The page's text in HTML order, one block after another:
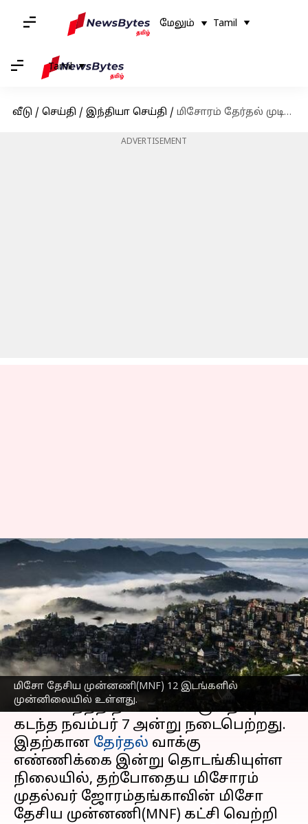
மேலும் Tamil
Tamil
வீடு / செய்தி / இந்தியா செய்தி / மிசோரம் தேர்தல் முடிவுகள்: ஆட்சியை கைப்பற்றப்போவது யார்?
ADVERTISEMENT
மிசோ தேசிய முன்னணி(MNF) 12 இடங்களில்
முன்னிலையில் உள்ளது.
மிசோரம் தேர்தல்
முடிவுகள்: ஆட்சியை
கைப்பற்றப்போவது யார்?
எழுதியவர் Sindhuja SM Dec 04, 2023 09:25 am
செய்தி முன்னோட்டம்
40 இடங்களை கொண்டமிசோரம்
சட்டமன்றத்திற்கான வாக்கு பதிவு
கடந்த நவம்பர் 7 அன்று நடைபெற்றது.
இதற்கான தேர்தல் வாக்கு
எண்ணிக்கை இன்று தொடங்கியுள்ள
நிலையில், தற்போதைய மிசோரம்
முதல்வர் ஜோரம்தங்காவின் மிசோ
தேசிய முன்னணி(MNF) கட்சி வெற்றி